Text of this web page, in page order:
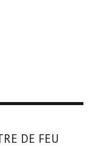
DE FEU